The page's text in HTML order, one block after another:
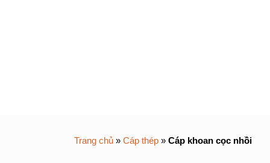
Trang chủ »Cáp thép »Cáp khoan cọc nhồi